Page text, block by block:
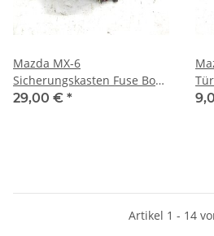
Mazda MX-6
Sicherungskasten Fuse Box
inkl. Abdeckung
29,00 € *
Artikel 1 - 14